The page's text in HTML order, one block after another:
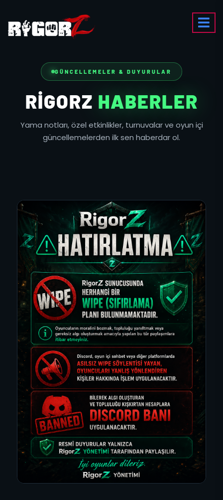
GÜNCELLEMELER & DUYURULAR
RIGORZ HABERLER
Yama notları, özel etkinlikler, turnuvalar ve oyun içi
güncellemelerden ilk sen haberdar ol.